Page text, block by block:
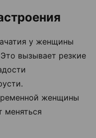
у женщины
вызывает резкие
женщины
меняться